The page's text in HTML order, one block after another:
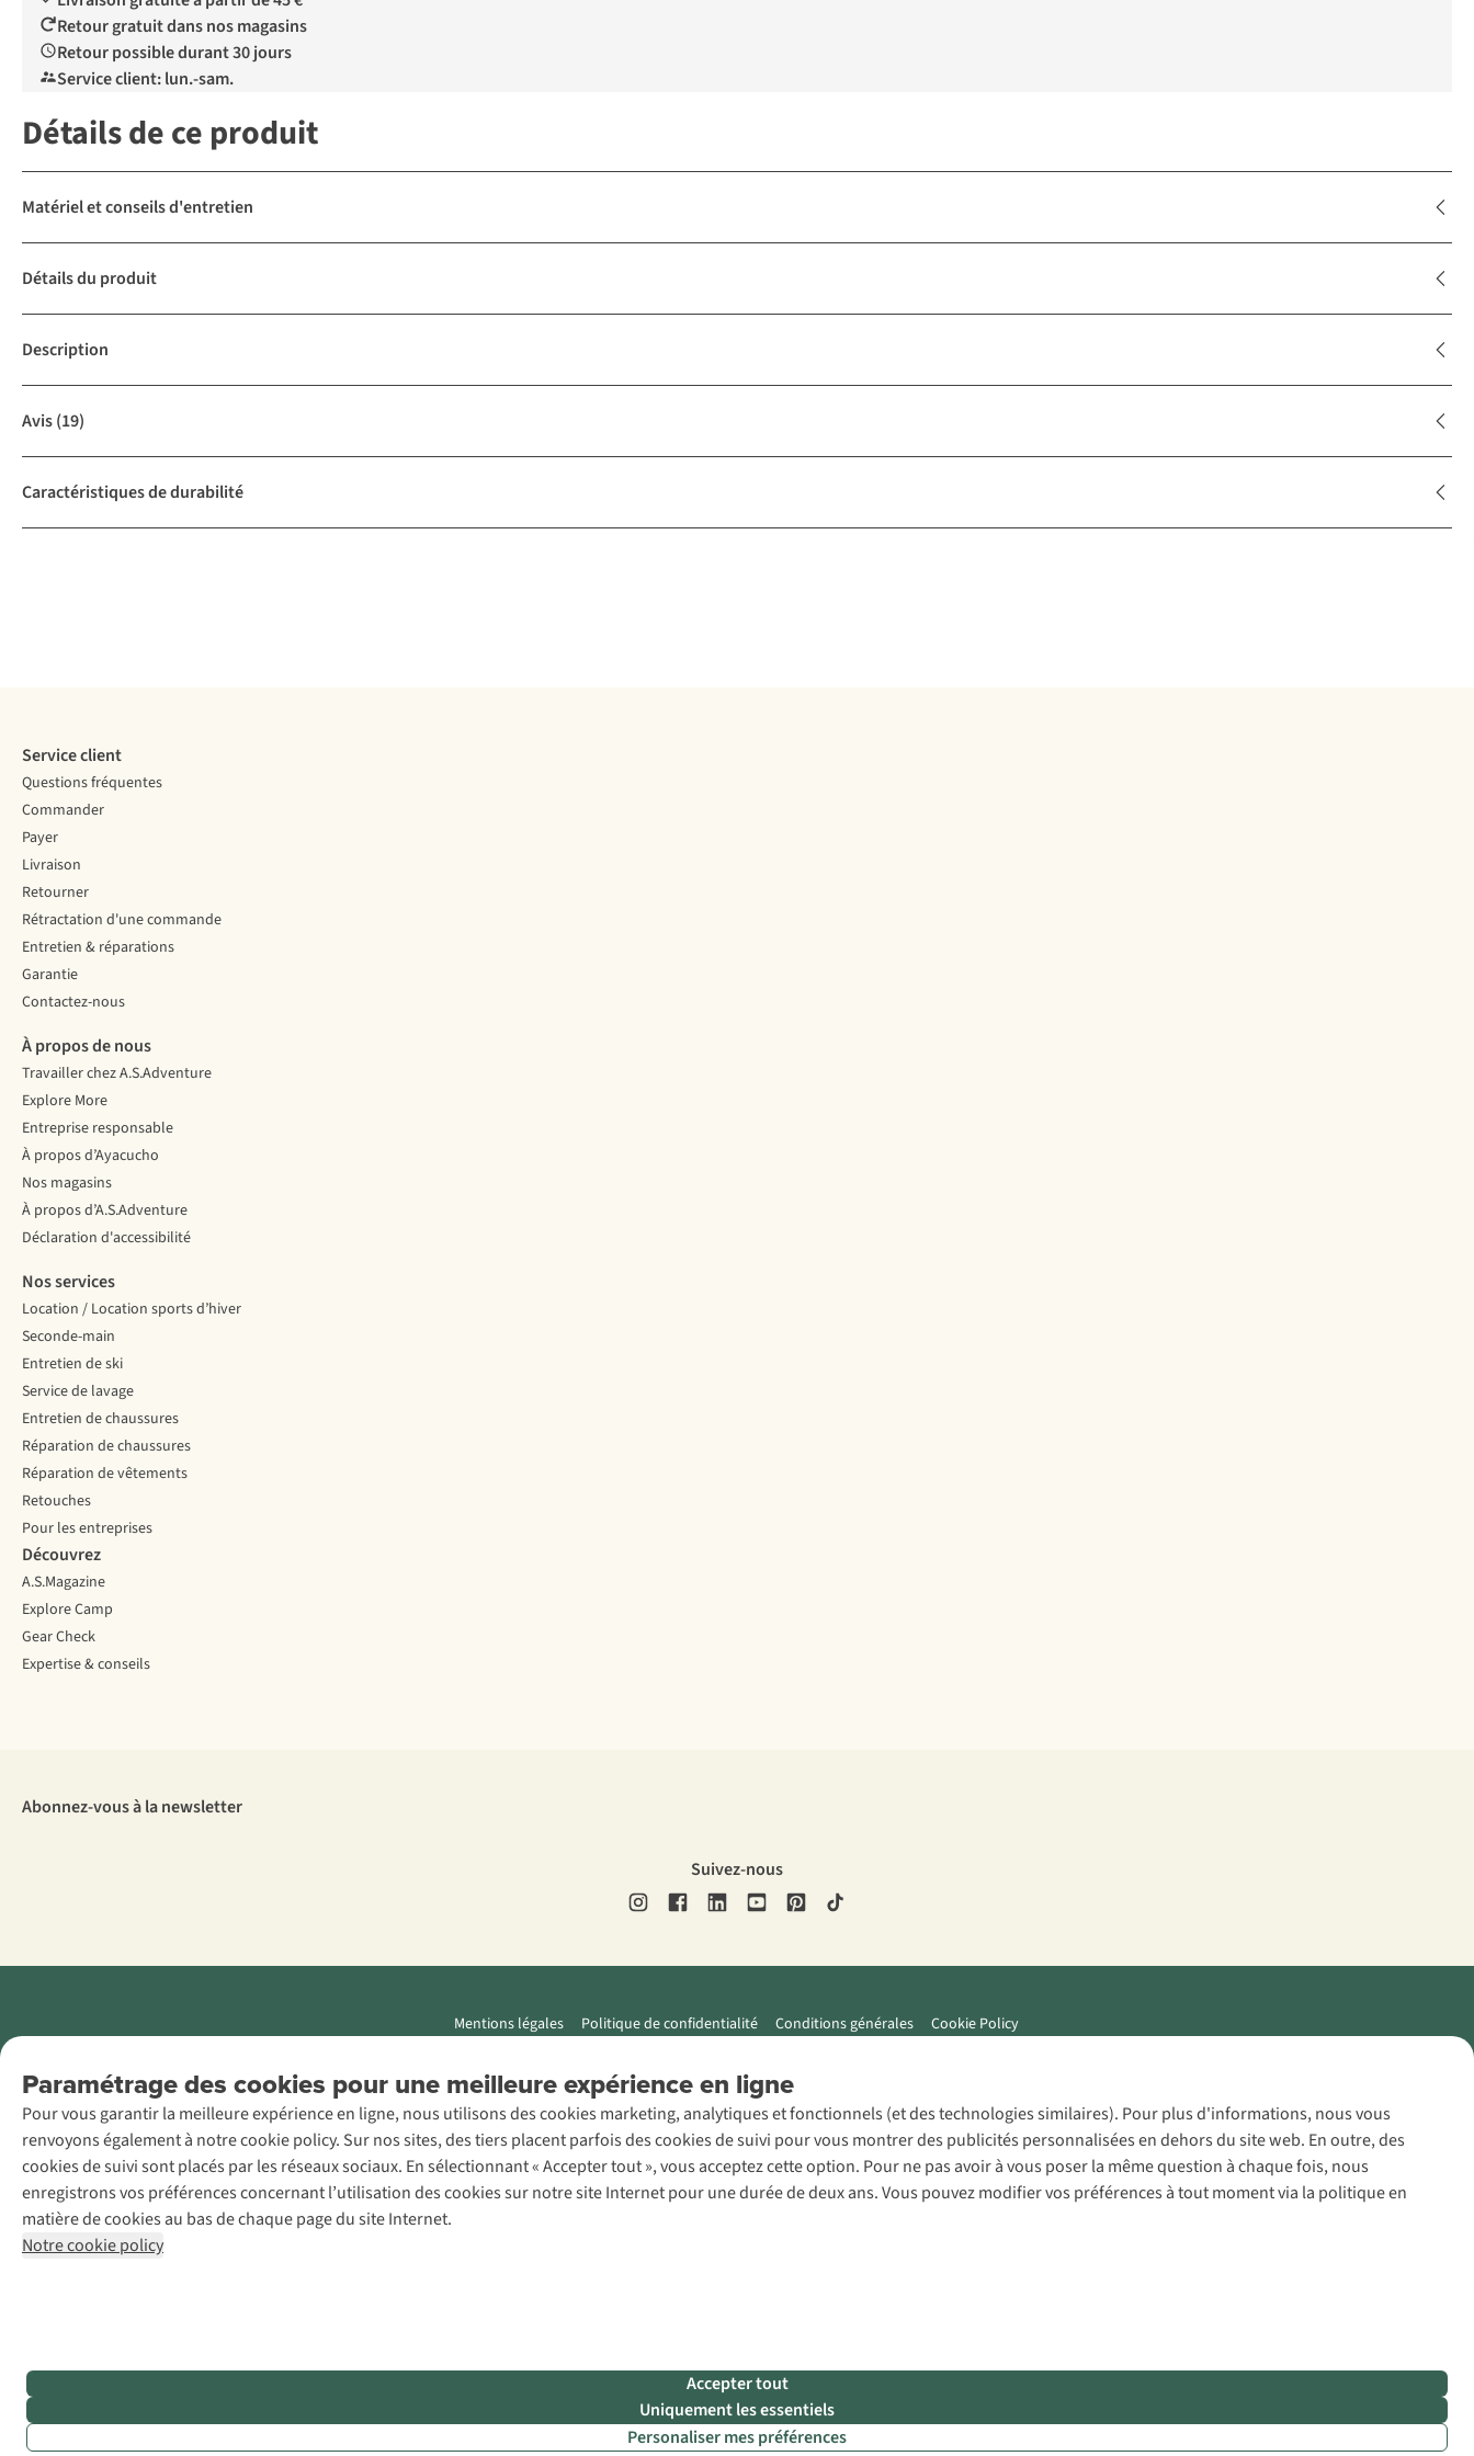
Retour gratuit dans nos magasins
Retour possible durant 30 jours
Service client: lun.-sam.
Détails de ce produit
Matériel et conseils d'entretien
Détails du produit
Description
Avis(19)
Caractéristiques de durabilité
Paramétrage des cookies pour une meilleure expérience en ligne
Pour vous garantir la meilleure expérience en ligne, nous utilisons des cookies marketing, analytiques et fonctionnels (et des technologies similaires). Pour plus d'informations, nous vous
renvoyons également à notre cookie policy. Sur nos sites, des tiers placent parfois des cookies de suivi pour vous montrer des publicités personnalisées en dehors du site web. En outre, des
cookies de suivi sont placés par les réseaux sociaux. En sélectionnant « Accepter tout », vous acceptez cette option. Pour ne pas avoir à vous poser la même question à chaque fois, nous
enregistrons vos préférences concernant l’utilisation des cookies sur notre site Internet pour une durée de deux ans. Vous pouvez modifier vos préférences à tout moment via la politique en
matière de cookies au bas de chaque page du site Internet.
Notre cookie policy
Accepter tout
Uniquement les essentiels
Personaliser mes préférences
Service client
Questions fréquentes
Commander
Payer
Livraison
Retourner
Rétractation d'une commande
Entretien & réparations
Garantie
Contactez-nous
À propos de nous
Travailler chez A.S.Adventure
Explore More
Entreprise responsable
À propos d’Ayacucho
Nos magasins
À propos d’A.S.Adventure
Déclaration d'accessibilité
Nos services
Location / Location sports d’hiver
Seconde-main
Entretien de ski
Service de lavage
Entretien de chaussures
Réparation de chaussures
Réparation de vêtements
Retouches
Pour les entreprises
Découvrez
A.S.Magazine
Explore Camp
Gear Check
Expertise & conseils
Abonnez-vous à la newsletter
Suivez-nous
Mentions légales Politique de confidentialité Conditions générales Cookie Policy
AS Adventure
Luxemburg SA,
Boulevard F.W.
Raiffeisen 25, L-
2411
Luxembourg
+32 (0)3 828
30 15